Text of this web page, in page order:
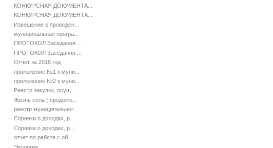
КОНКУРСНАЯ ДОКУМЕНТА...
КОНКУРСНАЯ ДОКУМЕНТА...
Извещение о проведен...
муниципальная програ...
ПРОТОКОЛ Заседания ...
ПРОТОКОЛ Заседания ...
Отчет за 2018 год
приложение №1 к муни...
приложение №2 к муни...
Реестр закупок, осущ...
Жизнь села ( продолж...
реестр муниципальног...
Справки о доходах, р...
Справки о доходах, р...
отчет по работе с об...